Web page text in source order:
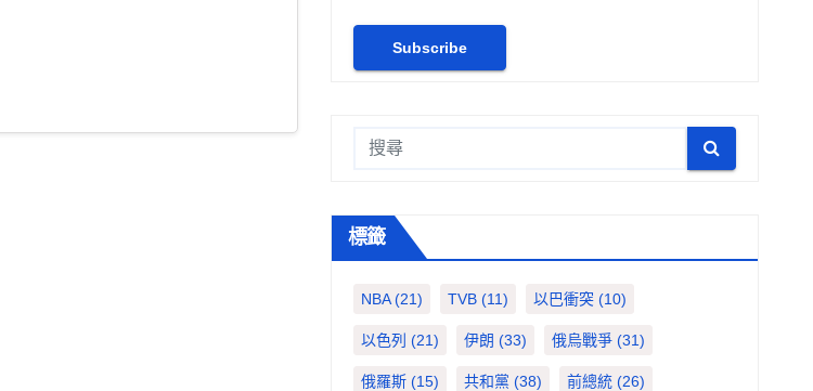
標籤
NBA(21) TVB (11) 以巴衝突 (10)
以色列 (21) 伊朗 (33) 俄烏戰爭 (31)
俄羅斯 (15) 共和黨 (38) 前總統 (26)